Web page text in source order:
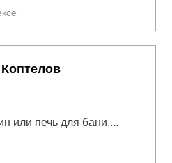
или печь для бани....